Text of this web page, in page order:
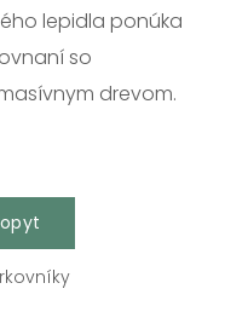
lepidla ponúka
so
drevom.